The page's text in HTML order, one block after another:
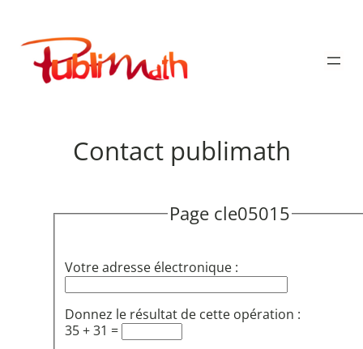
contenu
Publimath
Contact publimath
Page cle05015
Votre adresse électronique :
Donnez le résultat de cette opération :
35 + 31 =